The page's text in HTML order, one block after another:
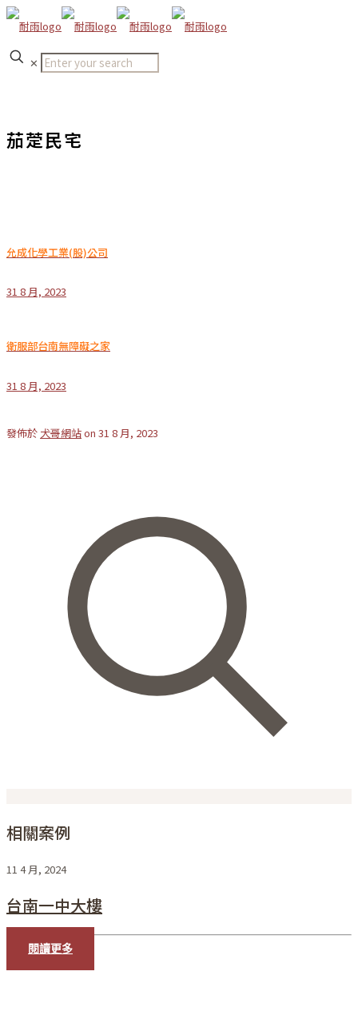
✕
茄萣民宅
允成化學工業(股)公司
31 8 月, 2023
衛服部台南無障礙之家
31 8 月, 2023
發佈於 犬哥網站on 31 8 月, 2023
相關案例
11 4 月, 2024
台南一中大樓
閱讀更多